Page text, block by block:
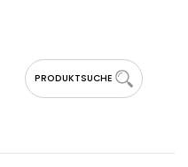
PRODUKTSUCHE